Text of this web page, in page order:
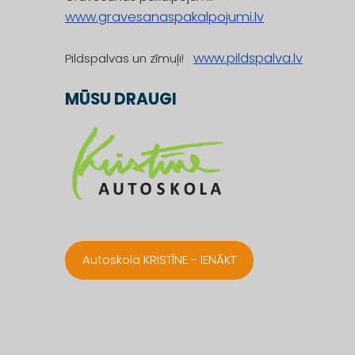
www.gravesanaspakalpojumi.lv
Pildspalvas un zīmuļi! www.pildspalva.lv
MŪSU DRAUGI
Autoskola KRISTĪNE - IENĀKT